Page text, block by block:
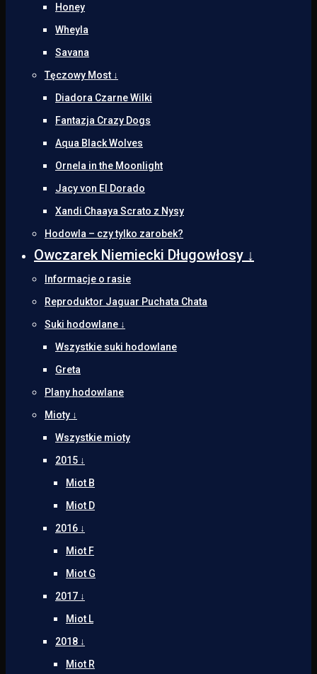
Honey
Wheyla
Savana
Tęczowy Most ↓
Diadora Czarne Wilki
Fantazja Crazy Dogs
Aqua Black Wolves
Ornela in the Moonlight
Jacy von El Dorado
Xandi Chaaya Scrato z Nysy
Hodowla – czy tylko zarobek?
Owczarek Niemiecki Długowłosy ↓
Informacje o rasie
Reproduktor Jaguar Puchata Chata
Suki hodowlane ↓
Wszystkie suki hodowlane
Greta
Plany hodowlane
Mioty ↓
Wszystkie mioty
2015 ↓
Miot B
Miot D
2016 ↓
Miot F
Miot G
2017 ↓
Miot L
2018 ↓
Miot R